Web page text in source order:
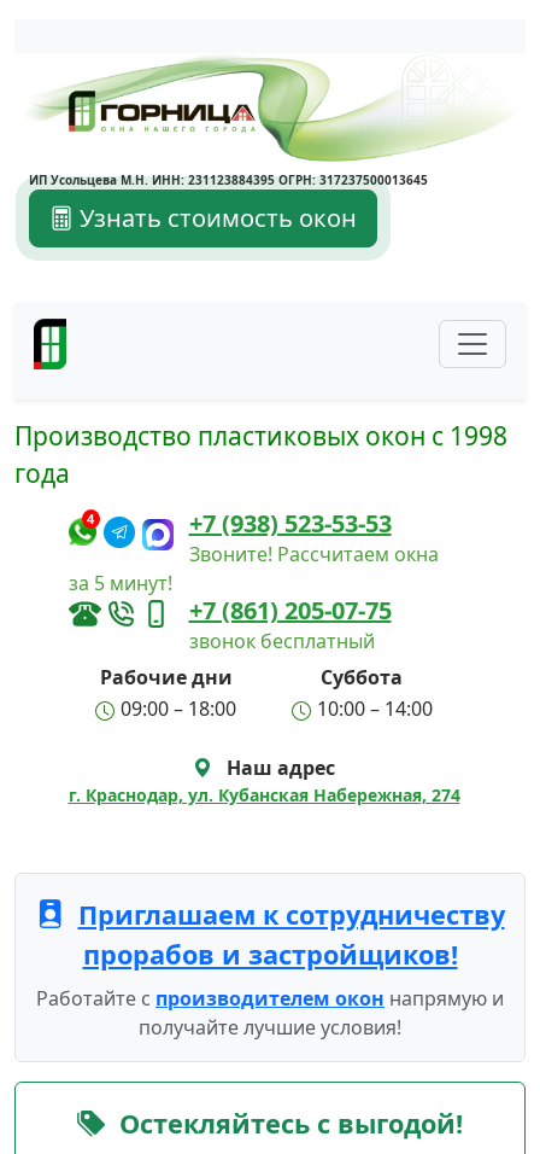
Написать в Max
Написать в Telegram
ИП Усольцева М.Н. ИНН: 231123884395 ОГРН: 317237500013645
Узнать стоимость окон
Производство пластиковых окон с 1998
года
4 +7 (938) 523-53-53
Звоните! Рассчитаем окна
за 5 минут!
+7 (861) 205-07-75
звонок бесплатный
Рабочие дни
Суббота
09:00 – 18:00
10:00 – 14:00
Наш адрес
г. Краснодар, ул. Кубанская Набережная, 274
Приглашаем к сотрудничеству
прорабов и застройщиков!
Работайте с производителем окон напрямую и
получайте лучшие условия!
Остекляйтесь с выгодой!